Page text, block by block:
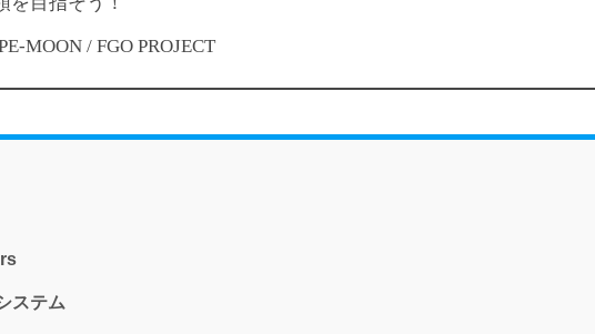
MOON / FGO PROJECT
ステム